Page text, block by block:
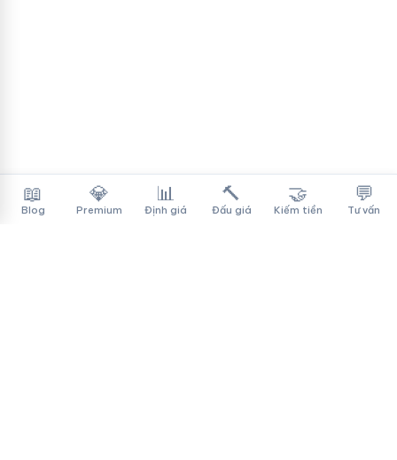
📖
Blog
💎
Premium
📊
Định giá
🔨
Đấu giá
🤝
Kiếm tiền
💬
Tư vấn